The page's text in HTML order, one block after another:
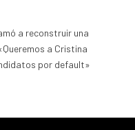
a reconstruir una
a Cristina
por default»